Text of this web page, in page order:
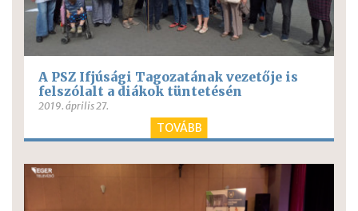
A PSZ Ifjúsági Tagozatának vezetője is
felszólalt a diákok tüntetésén
2019. április 27.
TOVÁBB